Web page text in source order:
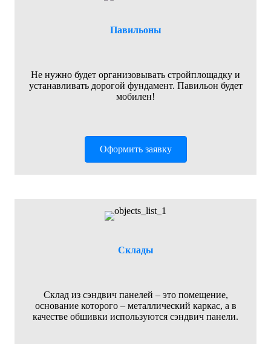
Павильоны
Не нужно будет организовывать стройплощадку и
устанавливать дорогой фундамент. Павильон будет
мобилен!
Оформить заявку
Склады
Склад из сэндвич панелей – это помещение,
основание которого – металлический каркас, а в
качестве обшивки используются сэндвич панели.